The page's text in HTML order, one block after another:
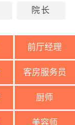
院长
前厅经理
客房服务员
厨师
美容师